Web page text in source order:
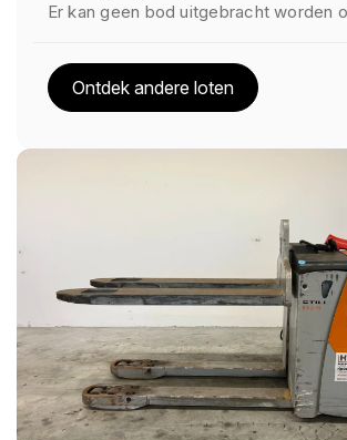
Er kan geen bod uitgebracht worden
Ontdek andere loten